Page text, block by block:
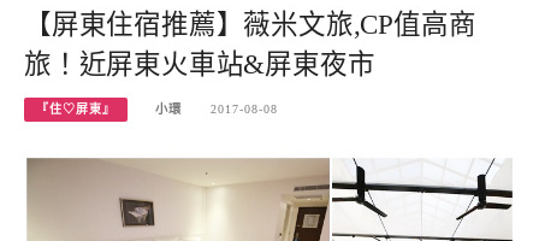
【屏東住宿推薦】薇米文旅,CP值高商
旅！近屏東火車站&屏東夜市
『住♡屏東』 小環 2017-08-08